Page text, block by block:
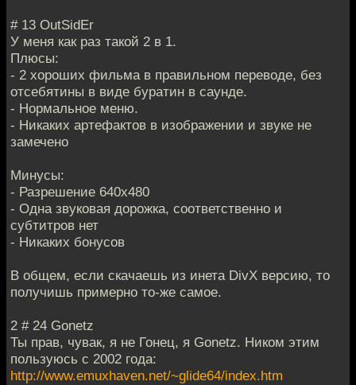
# 13 OutSidEr
У меня как раз такой 2 в 1.
Плюсы:
- 2 хороших фильма в правильном переводе, без
отсебятины в виде буратин в саунде.
- Нормальное меню.
- Никаких артефактов в изображении и звуке не
замечено
Минусы:
- Разрешение 640х480
- Одна звуковая дорожка, соответственно и
субтитров нет
- Никаких бонусов
В общем, если скачаешь из инета DivX версию, то
получишь примерно то-же самое.
2 # 24 Gonetz
Ты прав, чувак, я не Гонец, я Gonetz. Ником этим
пользуюсь с 2002 года:
http://www.emuxhaven.net/~glide64/index.htm